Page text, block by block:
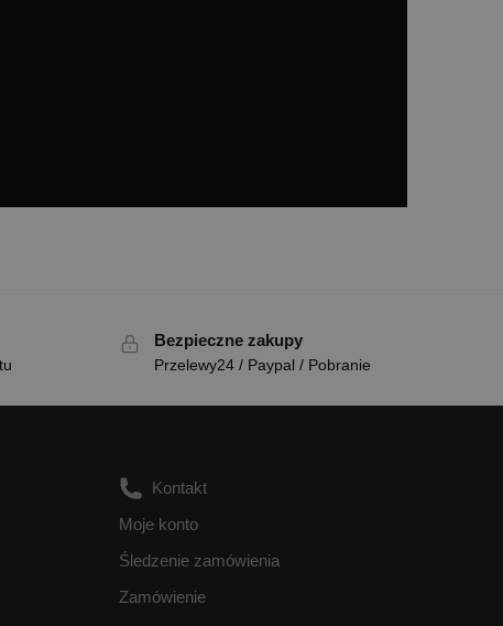
Bezpieczne zakupy
Przelewy24 / Paypal / Pobranie
Kontakt
Moje konto
Śledzenie zamówienia
Zamówienie